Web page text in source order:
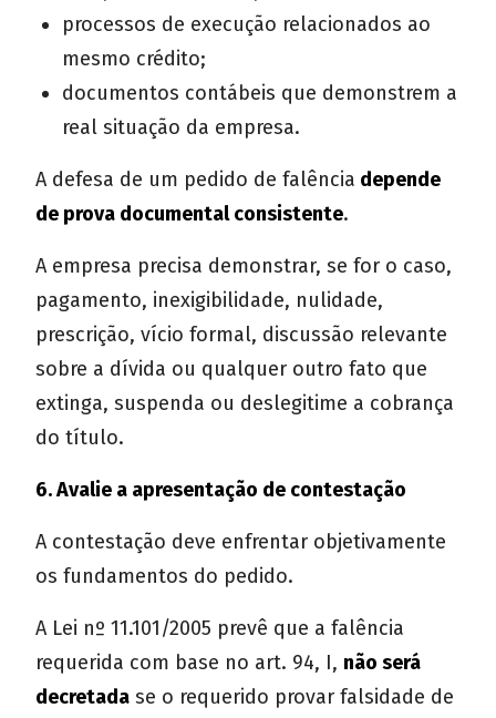
processos de execução relacionados ao
mesmo crédito;
documentos contábeis que demonstrem a
real situação da empresa.
A defesa de um pedido de falência depende
de prova documental consistente.
A empresa precisa demonstrar, se for o caso,
pagamento, inexigibilidade, nulidade,
prescrição, vício formal, discussão relevante
sobre a dívida ou qualquer outro fato que
extinga, suspenda ou deslegitime a cobrança
do título.
6. Avalie a apresentação de contestação
A contestação deve enfrentar objetivamente
os fundamentos do pedido.
A Lei nº 11.101/2005 prevê que a falência
requerida com base no art. 94, I, não será
decretada se o requerido provar falsidade de